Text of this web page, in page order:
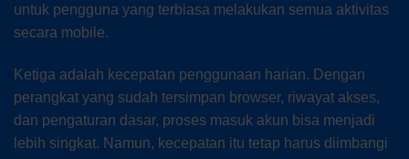
untuk pengguna yang terbiasa melakukan semua aktivitas
secara mobile.
Ketiga adalah kecepatan penggunaan harian. Dengan
perangkat yang sudah tersimpan browser, riwayat akses,
dan pengaturan dasar, proses masuk akun bisa menjadi
lebih singkat. Namun, kecepatan itu tetap harus diimbangi